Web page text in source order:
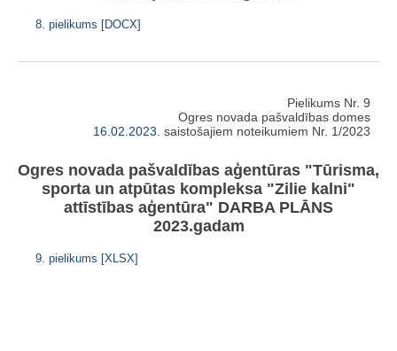
8. pielikums [DOCX]
Pielikums Nr. 9
Ogres novada pašvaldības domes
16.02.2023. saistošajiem noteikumiem Nr. 1/2023
Ogres novada pašvaldības aģentūras "Tūrisma,
sporta un atpūtas kompleksa "Zilie kalni"
attīstības aģentūra" DARBA PLĀNS
2023.gadam
9. pielikums [XLSX]